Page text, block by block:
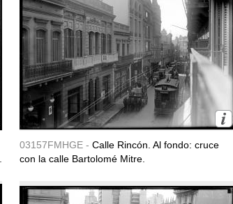
03157FMHGE - Calle Rincón. Al fondo: cruce
con la calle Bartolomé Mitre.